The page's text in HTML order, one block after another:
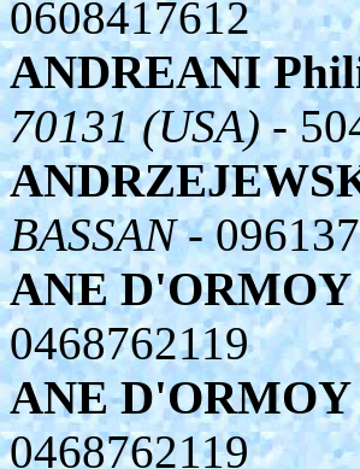
0608417612
ANDREANI
70131 (USA)-
BASSAN-
ANE
0468762119
ANE
0468762119